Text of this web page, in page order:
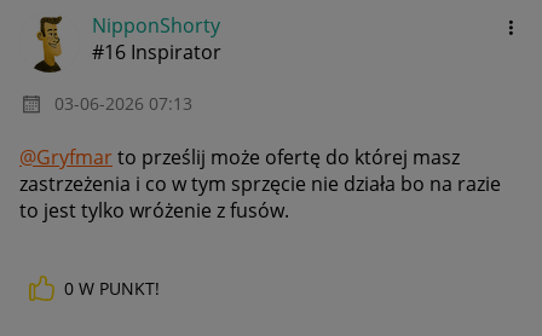
NipponShorty
#16 Inspirator
‎03-06-2026 07:13
@Gryfmarto prześlij może ofertę do której masz
zastrzeżenia i co w tym sprzęcie nie działa bo na razie
to jest tylko wróżenie z fusów.
0 W PUNKT!